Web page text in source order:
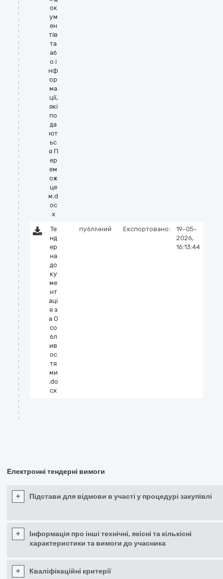
ок
ум
ен
тів
та
аб
о і
нф
ор
ма
ції,
які
по
да
ют
ьс
я П
ер
ем
ож
це
м.d
oc
x
Те
нд
ер
на
до
ку
ме
нт
аці
я з
а О
со
бл
ив
ос
тя
ми
.do
cx
публічний Експортовано:
19-05-
2026,
16:13:44
Електронні тендерні вимоги
+ Підстави для відмови в участі у процедурі закупівлі
+
Інформація про інші технічні, якісні та кількісні
характеристики та вимоги до учасника
+ Кваліфікаційні критерії